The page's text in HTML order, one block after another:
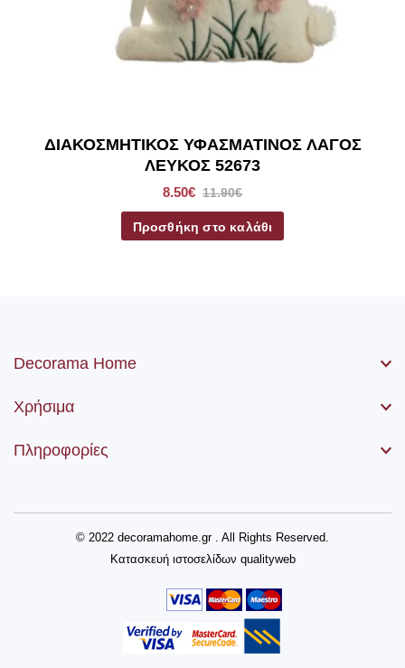
ΔΙΑΚΟΣΜΗΤΙΚΟΣ ΥΦΑΣΜΑΤΙΝΟΣ ΛΑΓΟΣ
ΛΕΥΚΟΣ 52673
8.50€ 11.90€
Προσθήκη στο καλάθι
Decorama Home
Χρήσιμα
Πληροφορίες
© 2022 decoramahome.gr . All Rights Reserved.
Κατασκευή ιστοσελίδων qualityweb